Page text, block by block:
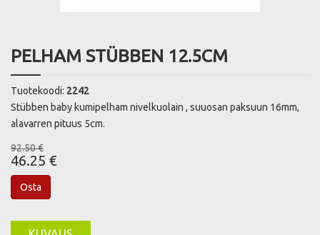
PELHAM STÜBBEN 12.5CM
Tuotekoodi: 2242
Stübben baby kumipelham nivelkuolain , suuosan paksuun 16mm,
alavarren pituus 5cm.
92.50 €
46.25 €
Osta